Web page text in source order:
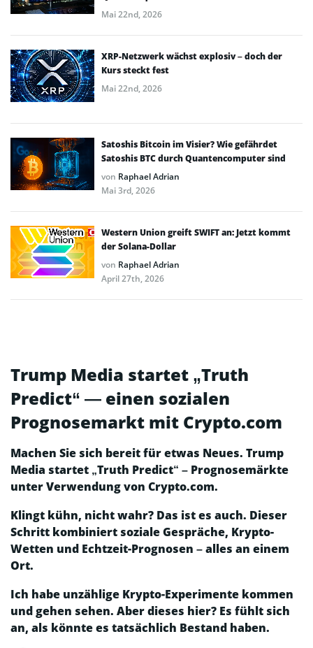
Mai 22nd, 2026
XRP-Netzwerk wächst explosiv – doch der
Kurs steckt fest
Mai 22nd, 2026
Satoshis Bitcoin im Visier? Wie gefährdet
Satoshis BTC durch Quantencomputer sind
von Raphael Adrian
Mai 3rd, 2026
Western Union greift SWIFT an: Jetzt kommt
der Solana-Dollar
von Raphael Adrian
April 27th, 2026
Trump Media startet „Truth
Predict“ — einen sozialen
Prognosemarkt mit Crypto.com
Machen Sie sich bereit für etwas Neues. Trump
Media startet „Truth Predict“ – Prognosemärkte
unter Verwendung von Crypto.com.
Klingt kühn, nicht wahr? Das ist es auch. Dieser
Schritt kombiniert soziale Gespräche, Krypto-
Wetten und Echtzeit-Prognosen – alles an einem
Ort.
Ich habe unzählige Krypto-Experimente kommen
und gehen sehen. Aber dieses hier? Es fühlt sich
an, als könnte es tatsächlich Bestand haben.